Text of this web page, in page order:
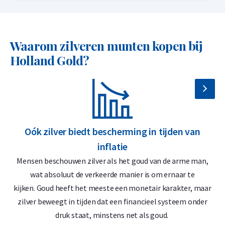
Bovendien wordt op deze munten geen 21% btw geheven.
ingekocht van particulieren en institutionele partijen,
profiteert u van een gunstigere prijs. Zo koopt u de
wereldwijd bekende Krugerrand met een extra financieel
Waarom kiezen voor de zilveren
Krugerrand diverse jaartallen?
Wereldwijd verhandelbaar
Officieel uitgegeven door de South African Mint
Waarom zilveren munten kopen bij
Holland Gold?
Oók zilver biedt bescherming in tijden van
inflatie
Mensen beschouwen zilver als het goud van de arme man,
wat absoluut de verkeerde manier is om ernaar te
kijken. Goud heeft het meeste een monetair karakter, maar
zilver beweegt in tijden dat een financieel systeem onder
druk staat, minstens net als goud.